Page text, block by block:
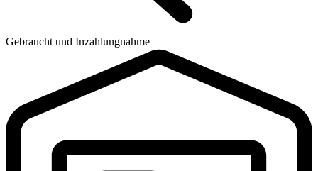
Gebraucht und Inzahlungnahme